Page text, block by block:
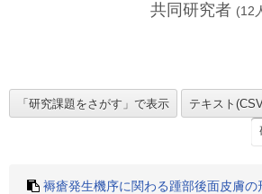
共同研究者 (12
褥瘡発生機序に関わる踵部後面皮膚の